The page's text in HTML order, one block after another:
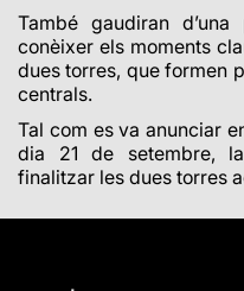
També gaudiran
conèixer els moments
dues torres, que formen
centrals.
Tal com es va anunciar
dia 21 de setembre,
finalitzar les dues torres